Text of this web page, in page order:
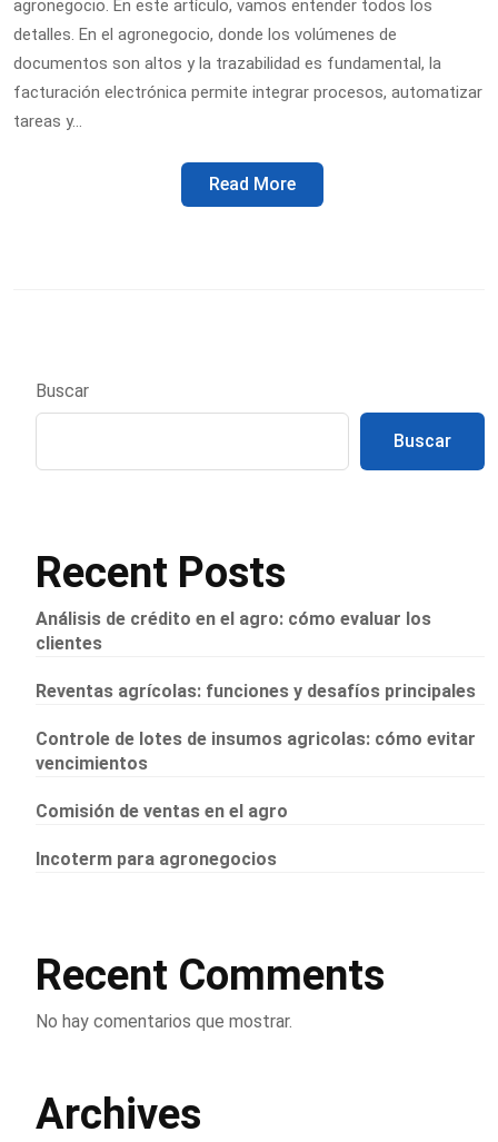
agronegocio. En este artículo, vamos entender todos los
detalles. En el agronegocio, donde los volúmenes de
documentos son altos y la trazabilidad es fundamental, la
facturación electrónica permite integrar procesos, automatizar
tareas y…
Read More
Buscar
Buscar
Recent Posts
Análisis de crédito en el agro: cómo evaluar los
clientes
Reventas agrícolas: funciones y desafíos principales
Controle de lotes de insumos agricolas: cómo evitar
vencimientos
Comisión de ventas en el agro
Incoterm para agronegocios
Recent Comments
No hay comentarios que mostrar.
Archives